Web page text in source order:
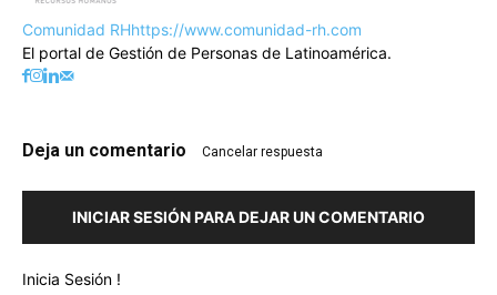
Comunidad RHhttps://www.comunidad-rh.com
El portal de Gestión de Personas de Latinoamérica.
Deja un comentario Cancelar respuesta
INICIAR SESIÓN PARA DEJAR UN COMENTARIO
Inicia Sesión !